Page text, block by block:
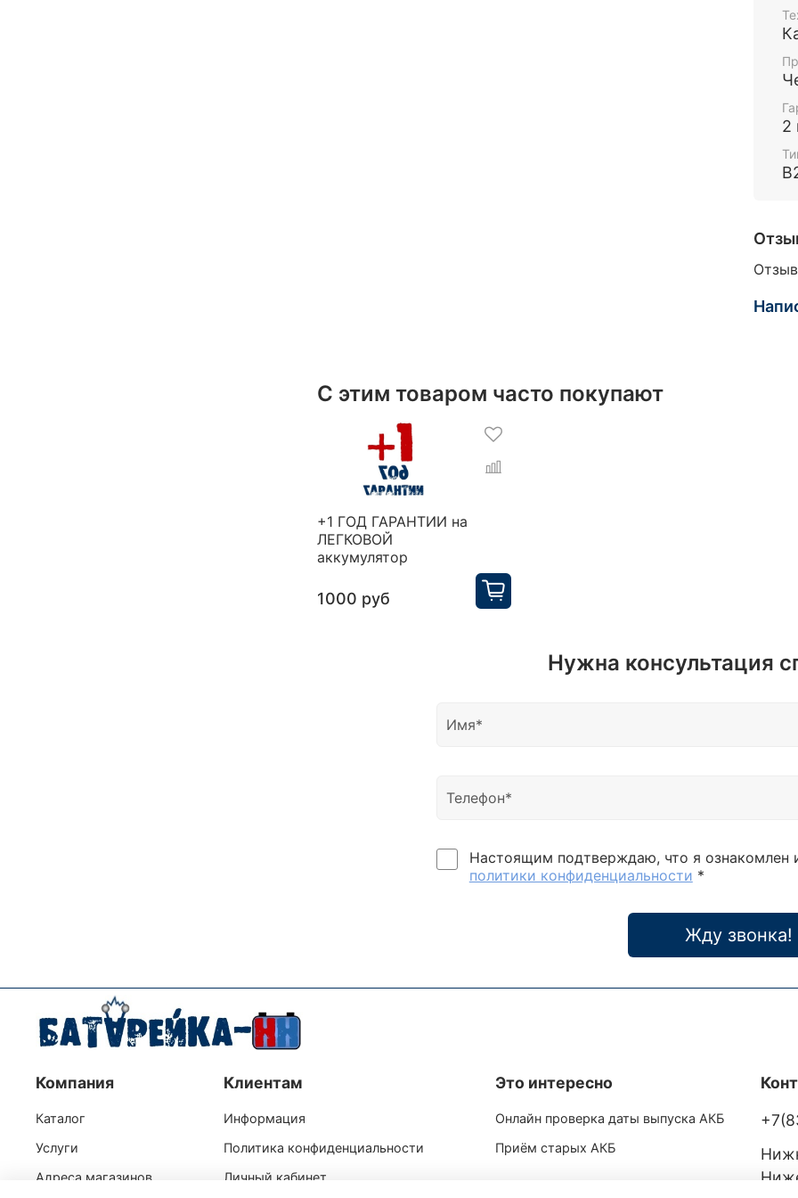
2
С этим товаром часто покупают
+1 ГОД ГАРАНТИИ на
ЛЕГКОВОЙ
аккумулятор
1000 руб
Нужна консультация
Настоящим подтверждаю, что я ознакомлен
политики конфиденциальности *
Жду звонка!
Компания
Каталог
Услуги
Адреса магазинов
Клиентам
Информация
Политика конфиденциальности
Личный кабинет
Это интересно
Онлайн проверка даты выпуска АКБ
Приём старых АКБ